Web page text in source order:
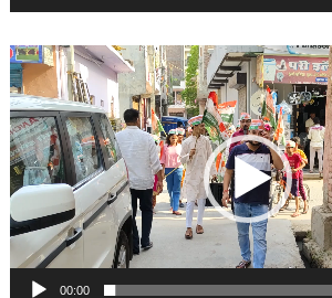
Video
Player
00:00